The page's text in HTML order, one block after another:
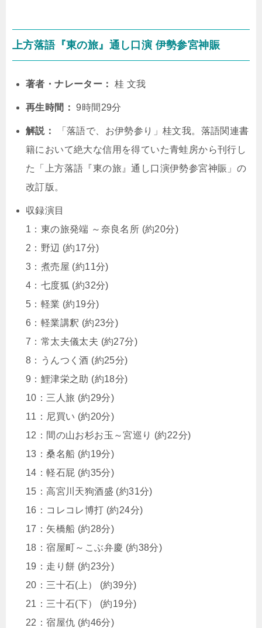
上方落語『東の旅』通し口演 伊勢参宮神賑
著者・ナレーター： 桂 文我
再生時間： 9時間29分
解説：
「落語で、お伊勢参り」桂文我。落語関連書
籍において絶大な信用を得ていた青蛙房から刊行し
た「上方落語『東の旅』通し口演伊勢参宮神賑」の
改訂版。
収録演目
1：東の旅発端 ～奈良名所 (約20分)
2：野辺 (約17分)
3：煮売屋 (約11分)
4：七度狐 (約32分)
5：軽業 (約19分)
6：軽業講釈 (約23分)
7：常太夫儀太夫 (約27分)
8：うんつく酒 (約25分)
9：鯉津栄之助 (約18分)
10：三人旅 (約29分)
11：尼買い (約20分)
12：間の山お杉お玉～宮巡り (約22分)
13：桑名船 (約19分)
14：軽石屁 (約35分)
15：高宮川天狗酒盛 (約31分)
16：コレコレ博打 (約24分)
17：矢橋船 (約28分)
18：宿屋町～こぶ弁慶 (約38分)
19：走り餅 (約23分)
20：三十石(上） (約39分)
21：三十石(下） (約19分)
22：宿屋仇 (約46分)